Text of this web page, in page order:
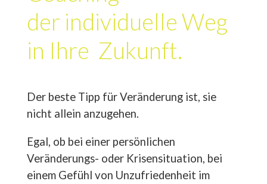
der individuelle Weg
in Ihre Zukunft.
Der beste Tipp für Veränderung ist, sie
nicht allein anzugehen.
Egal, ob bei einer persönlichen
Veränderungs- oder Krisensituation, bei
einem Gefühl von Unzufriedenheit im